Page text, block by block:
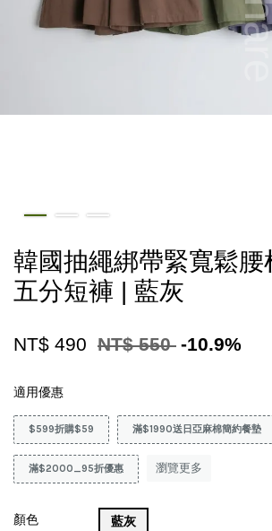
韓國抽繩綁帶緊寬鬆腰
五分短褲 | 藍灰
NT$ 490 NT$ 550 -10.9%
適用優惠
$599折購$59 滿$1990送日亞麻棉簡約餐墊
滿$2000_95折優惠 瀏覽更多
顏色 藍灰